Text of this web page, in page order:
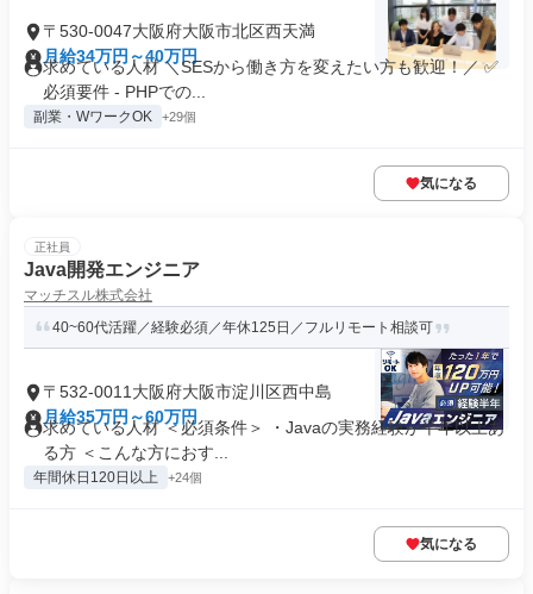
〒530-0047大阪府大阪市北区西天満
月給34万円～40万円
求めている人材 ＼SESから働き方を変えたい方も歓迎！／ ✅
必須要件 - PHPでの...
副業・WワークOK +29個
気になる
正社員
Java開発エンジニア
マッチスル株式会社
40~60代活躍／経験必須／年休125日／フルリモート相談可
〒532-0011大阪府大阪市淀川区西中島
月給35万円～60万円
求めている人材 ＜必須条件＞ ・Javaの実務経験が半年以上あ
る方 ＜こんな方におす...
年間休日120日以上 +24個
気になる